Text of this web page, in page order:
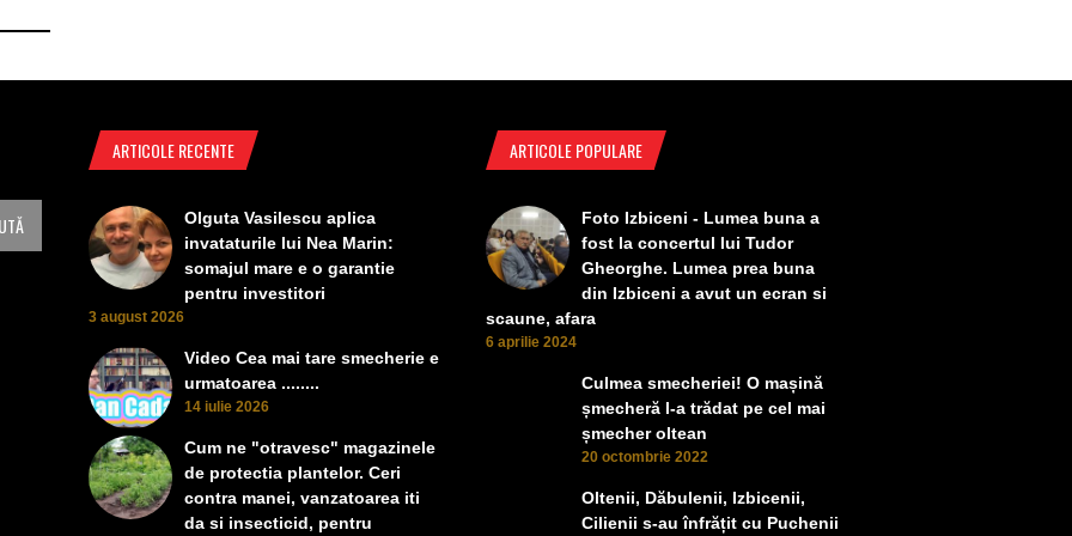
ARTICOLE RECENTE
Olguta Vasilescu aplica
invataturile lui Nea Marin:
somajul mare e o garantie
pentru investitori
3 august 2026
Video Cea mai tare smecherie e
urmatoarea ........
14 iulie 2026
Cum ne "otravesc" magazinele
de protectia plantelor. Ceri
contra manei, vanzatoarea iti
da si insecticid, pentru
ARTICOLE POPULARE
Foto Izbiceni - Lumea buna a
fost la concertul lui Tudor
Gheorghe. Lumea prea buna
din Izbiceni a avut un ecran si
scaune, afara
6 aprilie 2024
Culmea smecheriei! O mașină
șmecheră l-a trădat pe cel mai
șmecher oltean
20 octombrie 2022
Oltenii, Dăbulenii, Izbicenii,
Cilienii s-au înfrățit cu Puchenii